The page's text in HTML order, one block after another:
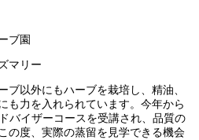
ブ園
マリー
ブ以外にもハーブを栽培し、精油、
も力を入れられています。今年から
バイザーコースを受講され、品質の
の度、実際の蒸留を見学できる機会